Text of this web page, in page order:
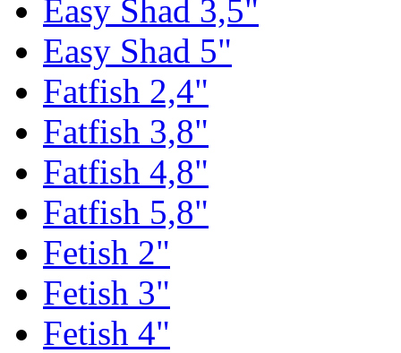
Easy Shad 3,5"
Easy Shad 5"
Fatfish 2,4"
Fatfish 3,8"
Fatfish 4,8"
Fatfish 5,8"
Fetish 2"
Fetish 3"
Fetish 4"